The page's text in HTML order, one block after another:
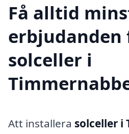
Få alltid
erbjudanden
solceller i
Att installera solceller i